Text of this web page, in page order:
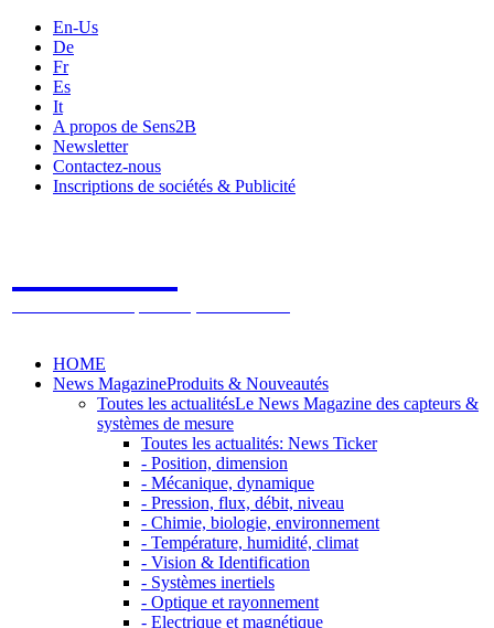
En-Us
De
Fr
Es
It
A propos de Sens2B
Newsletter
Contactez-nous
Inscriptions de sociétés & Publicité
HOME
News MagazineProduits & Nouveautés
Toutes les actualitésLe News Magazine des capteurs &
systèmes de mesure
Toutes les actualités: News Ticker
- Position, dimension
- Mécanique, dynamique
- Pression, flux, débit, niveau
- Chimie, biologie, environnement
- Température, humidité, climat
- Vision & Identification
- Systèmes inertiels
- Optique et rayonnement
- Electrique et magnétique